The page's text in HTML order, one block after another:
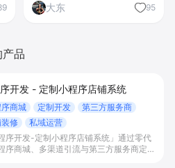
大东 95
品
开发 - 定制小程序店铺系统
商城 定制开发
第三方服务商
修
私域运营
序开发-定制小程序店铺系统」通过零代
序商城、多渠道引流与第三方服务商定制